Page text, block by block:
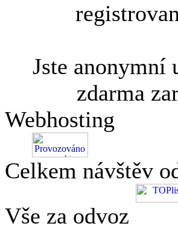
Jste anonymní
zdarma
Webhosting
Celkem návštěv
Vše za odvoz